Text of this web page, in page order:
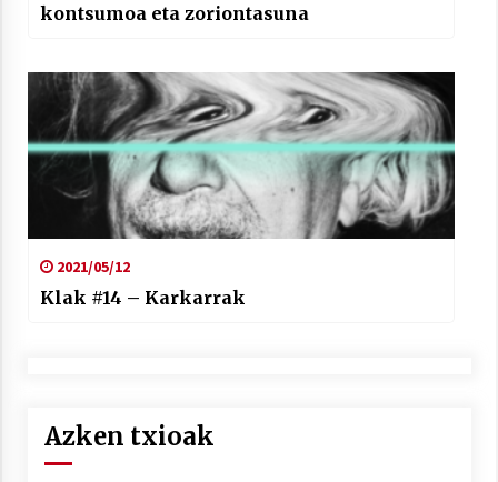
kontsumoa eta zoriontasuna
2021/05/12
Klak #14 – Karkarrak
Azken txioak